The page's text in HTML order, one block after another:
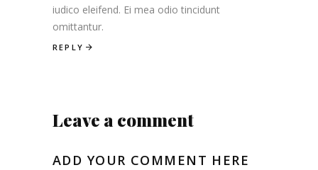
iudico eleifend. Ei mea odio tincidunt
omittantur.
REPLY
Leave a comment
ADD YOUR COMMENT HERE